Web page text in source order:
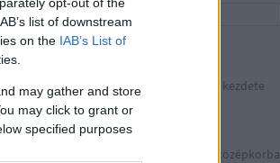
list of downstream
on the IAB’s List of
may gather and store
may click to grant or
specified purposes
Hitler végnapjainak kezdete
Április 30. | 1945
Száguldás vissza a középkorba